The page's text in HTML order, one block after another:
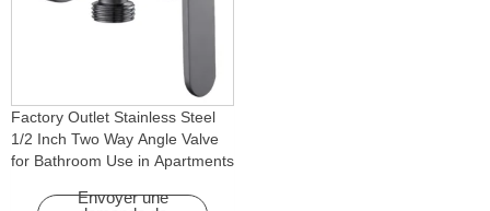
Factory Outlet Stainless Steel
1/2 Inch Two Way Angle Valve
for Bathroom Use in Apartments
Envoyer une